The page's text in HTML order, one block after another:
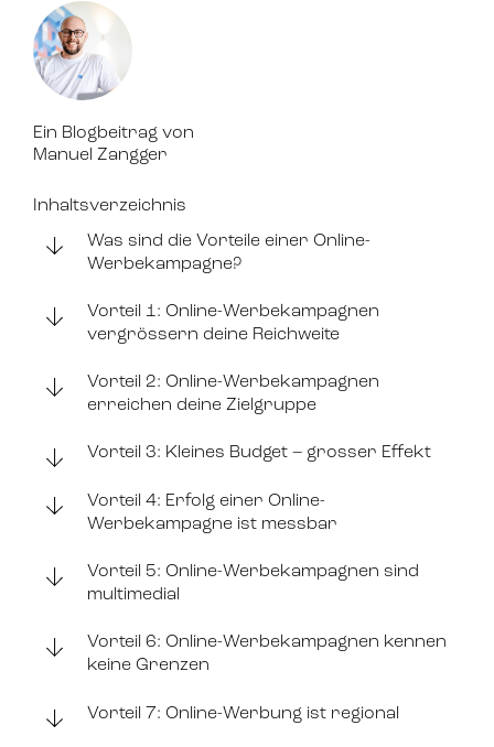
Ein Blogbeitrag von
Manuel Zangger
Inhaltsverzeichnis
Was sind die Vorteile einer Online-
Werbekampagne?
Vorteil 1: Online-Werbekampagnen
vergrössern deine Reichweite
Vorteil 2: Online-Werbekampagnen
erreichen deine Zielgruppe
Vorteil 3: Kleines Budget – grosser Effekt
Vorteil 4: Erfolg einer Online-
Werbekampagne ist messbar
Vorteil 5: Online-Werbekampagnen sind
multimedial
Vorteil 6: Online-Werbekampagnen kennen
keine Grenzen
Vorteil 7: Online-Werbung ist regional